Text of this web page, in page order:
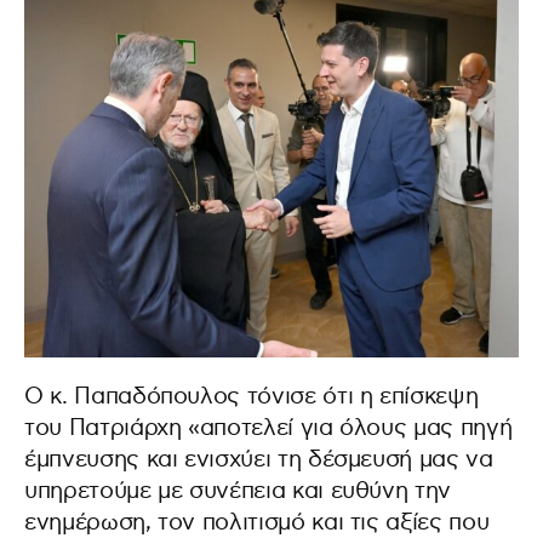
Ο κ. Παπαδόπουλος τόνισε ότι η επίσκεψη
του Πατριάρχη «αποτελεί για όλους μας πηγή
έμπνευσης και ενισχύει τη δέσμευσή μας να
υπηρετούμε με συνέπεια και ευθύνη την
ενημέρωση, τον πολιτισμό και τις αξίες που